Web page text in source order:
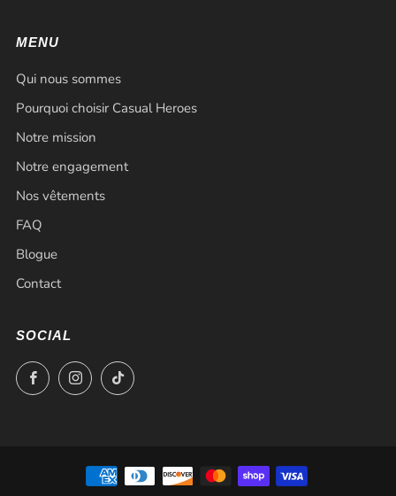
MENU
Qui nous sommes
Pourquoi choisir Casual Heroes
Notre mission
Notre engagement
Nos vêtements
FAQ
Blogue
Contact
SOCIAL
FacebookInstagramTikTok